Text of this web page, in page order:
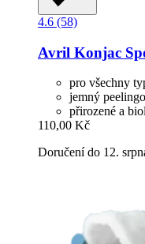
4.6 (58)
Avril Konjac
pro všechny
jemný
přirozené a
110,00 Kč
Doručení do 12.